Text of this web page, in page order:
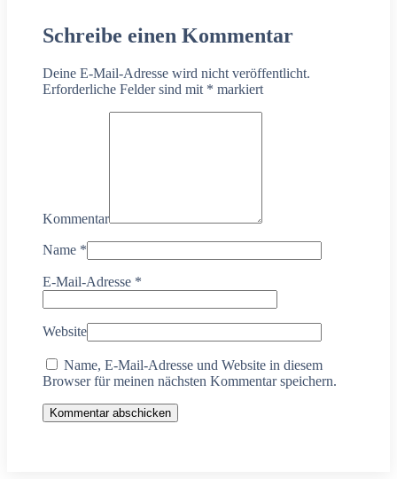
Schreibe einen Kommentar
Deine E-Mail-Adresse wird nicht veröffentlicht.
Erforderliche Felder sind mit * markiert
Kommentar
Name *
E-Mail-Adresse *
Website
Name, E-Mail-Adresse und Website in diesem
Browser für meinen nächsten Kommentar speichern.
Kommentar abschicken